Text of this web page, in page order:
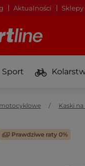
Aktualności Sklepy
Sport
Kaski
Prawdziwe raty 0%